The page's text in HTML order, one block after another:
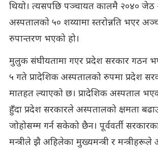
थियो। त्यसपछि पञ्चायत कालमै २०४० जेठ
अस्पतालको ५० शय्यामा स्तरोन्नति भएर
रुपान्तरण भएको हो।
मुलुक संघीयतामा गएर प्रदेश सरकार गठन
५ गते प्रादेशिक अस्पतालको रुपमा प्रदेश
मातहत ल्याएको छ। प्रादेशिक अस्पताल
हुँदा प्रदेश सरकारले अस्पतालको क्षमता
जोहोसम्म गर्न सकेको छैन। पूर्ववर्ती
मन्त्रीले झै अहिलेका मुख्यमन्त्री र मन्त्रीहरूले